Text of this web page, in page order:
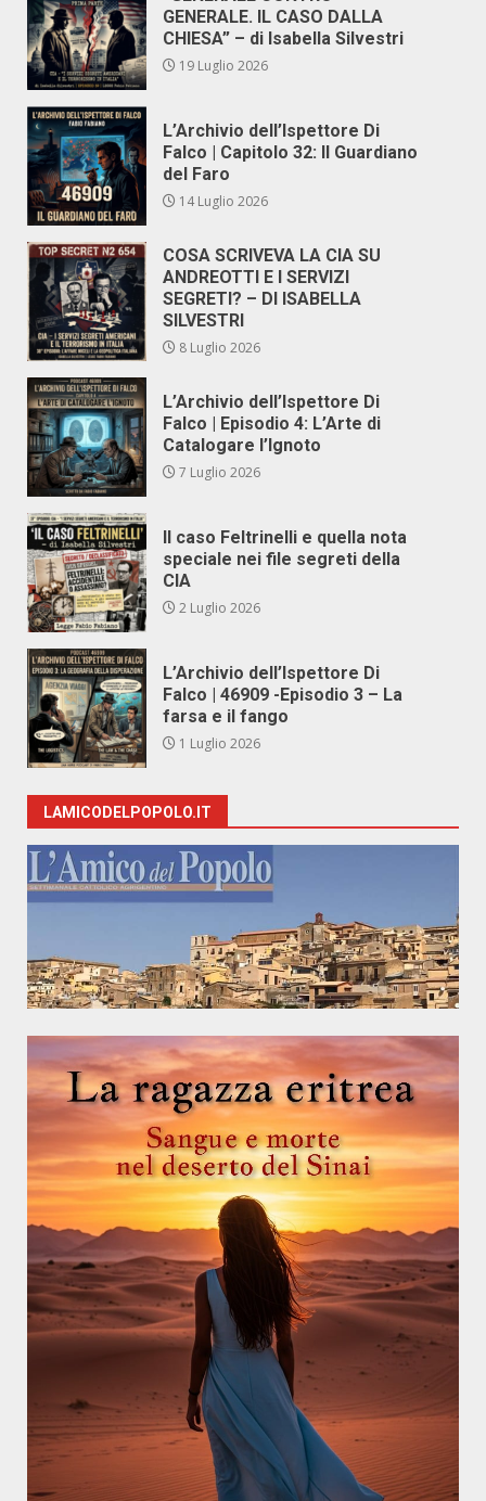
GENERALE. IL CASO DALLA
CHIESA” – di Isabella Silvestri
19 Luglio 2026
L’Archivio dell’Ispettore Di
Falco | Capitolo 32: Il Guardiano
del Faro
14 Luglio 2026
COSA SCRIVEVA LA CIA SU
ANDREOTTI E I SERVIZI
SEGRETI? – DI ISABELLA
SILVESTRI
8 Luglio 2026
L’Archivio dell’Ispettore Di
Falco | Episodio 4: L’Arte di
Catalogare l’Ignoto
7 Luglio 2026
Il caso Feltrinelli e quella nota
speciale nei file segreti della
CIA
2 Luglio 2026
L’Archivio dell’Ispettore Di
Falco | 46909 -Episodio 3 – La
farsa e il fango
1 Luglio 2026
LAMICODELPOPOLO.IT